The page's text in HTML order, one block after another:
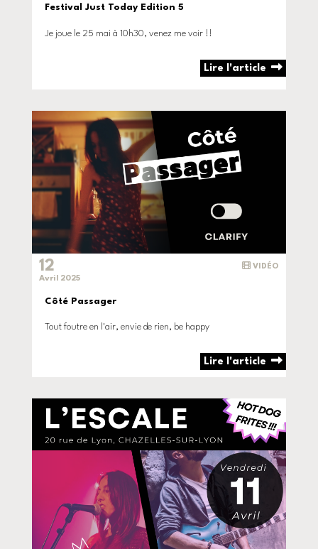
Festival Just Today Edition 5
Je joue le 25 mai à 10h30, venez me voir !!
Lire l'article
VIDÉO
12
Avril 2025
Côté Passager
Tout foutre en l'air, envie de rien, be happy
Lire l'article